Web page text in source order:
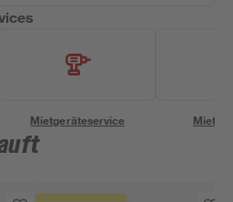
Mietgeräteservice